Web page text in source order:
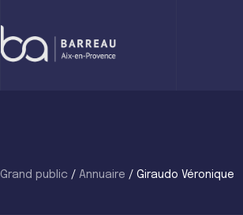
to
content
Grand public / Annuaire / Giraudo Véronique